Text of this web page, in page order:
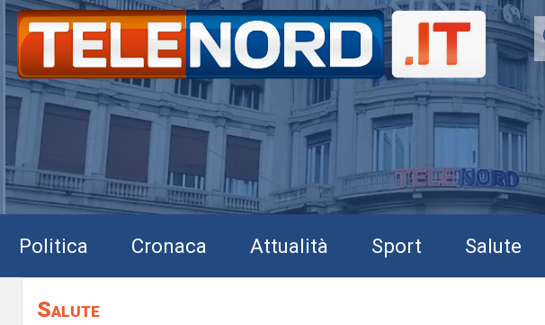
Politica Cronaca Attualità Sport Salute
Salute